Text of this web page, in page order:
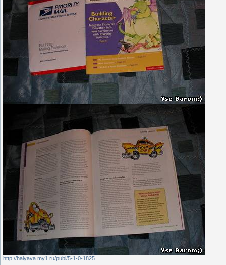
http://halyava.my1.ru/publ/5-1-0-1825